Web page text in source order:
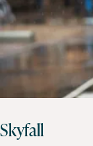
Skyfall